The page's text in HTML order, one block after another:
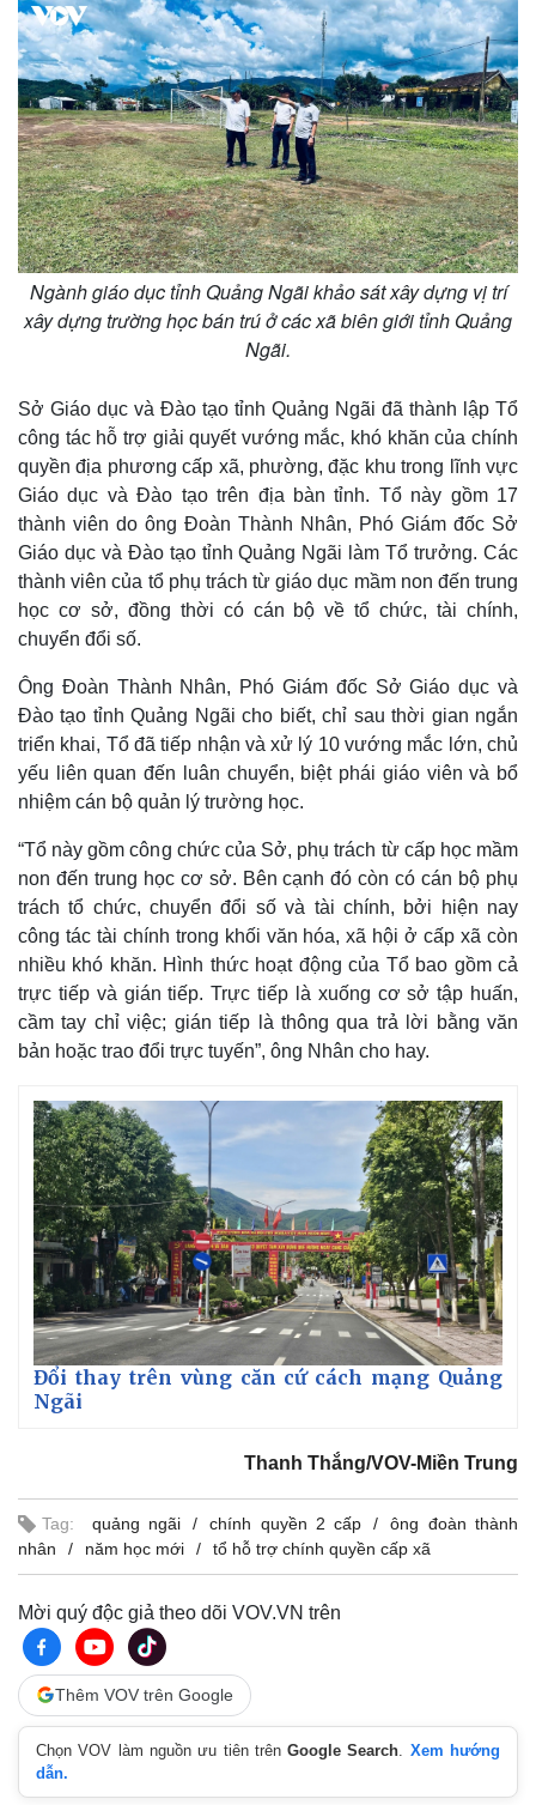
Thế giới
Quan sát
Cuộc sống đó đây
Multimedia
Video
Ảnh
Ngành giáo dục tỉnh Quảng Ngãi khảo sát xây dựng vị trí
xây dựng trường học bán trú ở các xã biên giới tỉnh Quảng
Ngãi.
Sở Giáo dục và Đào tạo tỉnh Quảng Ngãi đã thành lập Tổ
công tác hỗ trợ giải quyết vướng mắc, khó khăn của chính
quyền địa phương cấp xã, phường, đặc khu trong lĩnh vực
Giáo dục và Đào tạo trên địa bàn tỉnh. Tổ này gồm 17
thành viên do ông Đoàn Thành Nhân, Phó Giám đốc Sở
Giáo dục và Đào tạo tỉnh Quảng Ngãi làm Tổ trưởng. Các
thành viên của tổ phụ trách từ giáo dục mầm non đến trung
học cơ sở, đồng thời có cán bộ về tổ chức, tài chính,
chuyển đổi số.
Ông Đoàn Thành Nhân, Phó Giám đốc Sở Giáo dục và
Đào tạo tỉnh Quảng Ngãi cho biết, chỉ sau thời gian ngắn
triển khai, Tổ đã tiếp nhận và xử lý 10 vướng mắc lớn, chủ
yếu liên quan đến luân chuyển, biệt phái giáo viên và bổ
nhiệm cán bộ quản lý trường học.
“Tổ này gồm công chức của Sở, phụ trách từ cấp học mầm
non đến trung học cơ sở. Bên cạnh đó còn có cán bộ phụ
trách tổ chức, chuyển đổi số và tài chính, bởi hiện nay
công tác tài chính trong khối văn hóa, xã hội ở cấp xã còn
nhiều khó khăn. Hình thức hoạt động của Tổ bao gồm cả
trực tiếp và gián tiếp. Trực tiếp là xuống cơ sở tập huấn,
cầm tay chỉ việc; gián tiếp là thông qua trả lời bằng văn
bản hoặc trao đổi trực tuyến”, ông Nhân cho hay.
Đổi thay trên vùng căn cứ cách mạng Quảng
Ngãi
Thanh Thắng/VOV-Miền Trung
Tag: quảng ngãi chính quyền 2 cấp
ông đoàn thành
nhân
năm học mới tổ hỗ trợ chính quyền cấp xã
Mời quý độc giả theo dõi VOV.VN trên
Thêm VOV trên Google
Chọn VOV làm nguồn ưu tiên trênGoogle Search
Xem hướng
dẫn.